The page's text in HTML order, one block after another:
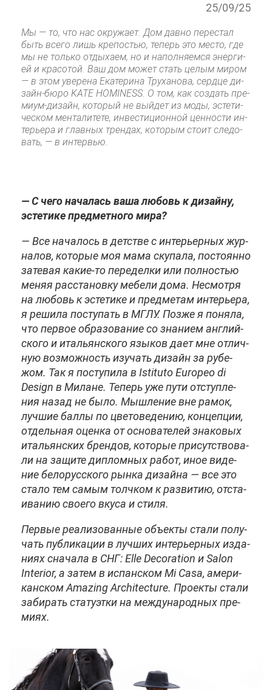
25/09/25
Мы — то, что нас окру­жа­ет. Дом дав­но пе­ре­стал
быть все­го лишь кре­по­стью, те­перь это ме­сто, где
мы не толь­ко от­ды­ха­ем, но и на­пол­ня­ем­ся энер­ги­
ей и кра­со­той. Ваш дом мо­жет стать це­лым ми­ром
— в этом уве­ре­на Ека­те­ри­на Тру­ха­но­ва, серд­це ди­
зайн-бю­ро KATE HOMINESS. О том, как со­здать пре­
ми­ум-ди­зайн, ко­то­рый не вый­дет из мо­ды, эс­те­ти­
че­ском мен­та­ли­те­те, ин­ве­сти­ци­он­ной цен­но­сти ин­
те­рье­ра и глав­ных трен­дах, ко­то­рым сто­ит сле­до­
вать, — в ин­тер­вью.
— С че­го на­ча­лась ва­ша лю­бовь к ди­зай­ну,
эс­те­ти­ке пред­мет­но­го ми­ра?
— Все на­ча­лось в дет­стве с ин­те­рьер­ных жур­
на­лов, ко­то­рые моя ма­ма ску­па­ла, по­сто­ян­но
за­те­вая ка­кие-то пе­ре­дел­ки или пол­но­стью
ме­няя рас­ста­нов­ку ме­бе­ли до­ма. Несмот­ря
на лю­бовь к эс­те­ти­ке и пред­ме­там ин­те­рье­ра,
я ре­ши­ла по­сту­пать в МГЛУ. Поз­же я по­ня­ла,
что пер­вое об­ра­зо­ва­ние со зна­ни­ем ан­глий­
ско­го и ита­льян­ско­го язы­ков да­ет мне от­лич­
ную воз­мож­ность изу­чать ди­зайн за ру­бе­
жом. Так я по­сту­пи­ла в Istituto Europeo di
Design в Ми­лане. Те­перь уже пу­ти от­ступ­ле­
ния на­зад не бы­ло. Мыш­ле­ние вне ра­мок,
луч­шие бал­лы по цве­то­ве­де­нию, кон­цеп­ции,
от­дель­ная оцен­ка от ос­но­ва­те­лей зна­ко­вых
ита­льян­ских брен­дов, ко­то­рые при­сут­ство­ва­
ли на за­щи­те ди­плом­ных ра­бот, иное ви­де­
ние бе­ло­рус­ско­го рын­ка ди­зай­на — все это
ста­ло тем са­мым толч­ком к раз­ви­тию, от­ста­
и­ва­нию сво­е­го вку­са и сти­ля.
Пер­вые ре­а­ли­зо­ван­ные объ­ек­ты ста­ли по­лу­
чать пуб­ли­ка­ции в луч­ших ин­те­рьер­ных из­да­
ни­ях сна­ча­ла в СНГ: Elle Decoration и Salon
Interior, а за­тем в ис­пан­ском Mi Casa, аме­ри­
кан­ском Amazing Аrchitecture. Про­ек­ты ста­ли
за­би­рать ста­ту­эт­ки на меж­ду­на­род­ных пре­
ми­ях.